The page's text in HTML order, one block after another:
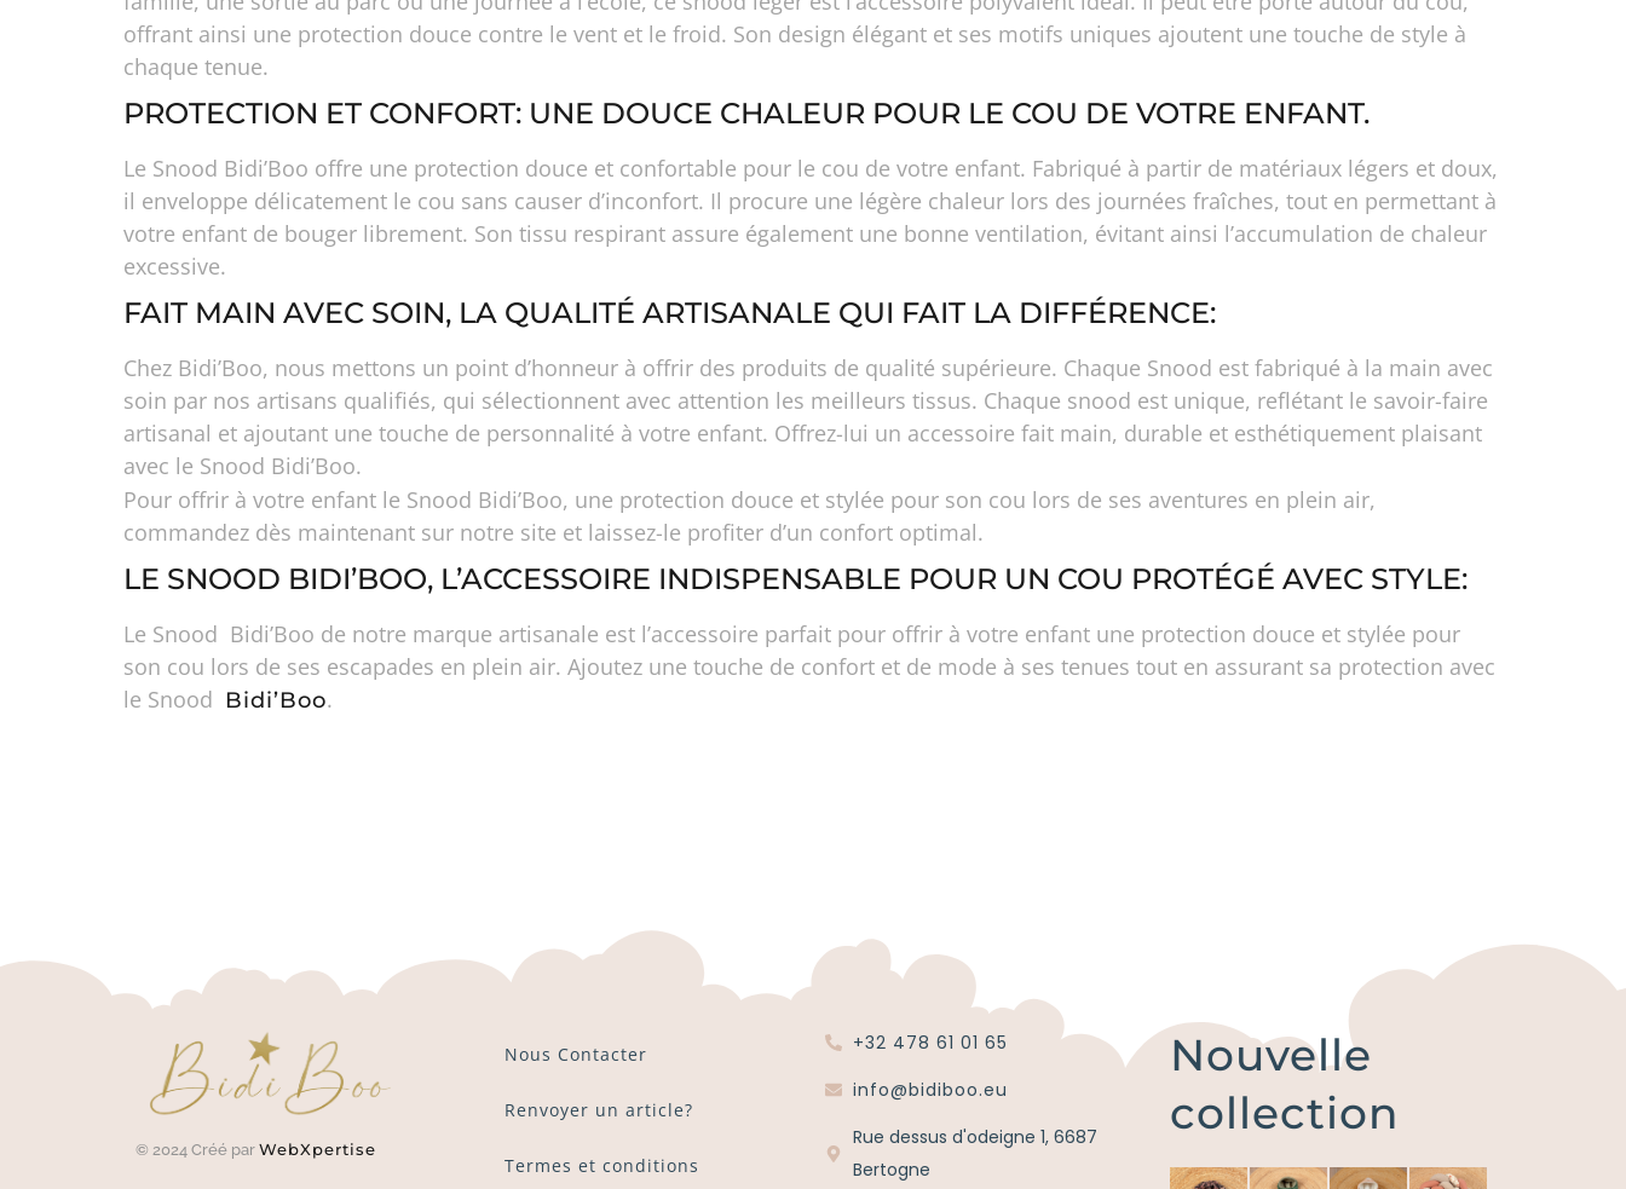
offrant ainsi une protection douce contre le vent et le froid. Son design élégant et ses motifs uniques ajoutent une touche de style à
chaque tenue.
PROTECTION ET CONFORT: UNE DOUCE CHALEUR POUR LE COU DE VOTRE ENFANT.
Le Snood Bidi’Boo offre une protection douce et confortable pour le cou de votre enfant. Fabriqué à partir de matériaux légers et doux,
il enveloppe délicatement le cou sans causer d’inconfort. Il procure une légère chaleur lors des journées fraîches, tout en permettant à
votre enfant de bouger librement. Son tissu respirant assure également une bonne ventilation, évitant ainsi l’accumulation de chaleur
excessive.
FAIT MAIN AVEC SOIN, LA QUALITÉ ARTISANALE QUI FAIT LA DIFFÉRENCE:
Chez Bidi’Boo, nous mettons un point d’honneur à offrir des produits de qualité supérieure. Chaque Snood est fabriqué à la main avec
soin par nos artisans qualifiés, qui sélectionnent avec attention les meilleurs tissus. Chaque snood est unique, reflétant le savoir-faire
artisanal et ajoutant une touche de personnalité à votre enfant. Offrez-lui un accessoire fait main, durable et esthétiquement plaisant
avec le Snood Bidi’Boo.
Pour offrir à votre enfant le Snood Bidi’Boo, une protection douce et stylée pour son cou lors de ses aventures en plein air,
commandez dès maintenant sur notre site et laissez-le profiter d’un confort optimal.
LE SNOOD BIDI’BOO, L’ACCESSOIRE INDISPENSABLE POUR UN COU PROTÉGÉ AVEC STYLE:
Le Snood Bidi’Boo de notre marque artisanale est l’accessoire parfait pour offrir à votre enfant une protection douce et stylée pour
son cou lors de ses escapades en plein air. Ajoutez une touche de confort et de mode à ses tenues tout en assurant sa protection avec
le Snood Bidi’Boo.
© 2024 Créé par WebXpertise
Nous Contacter
Renvoyer un article?
Termes et conditions
+32 478 61 01 65
info@bidiboo.eu
Rue dessus d'odeigne 1, 6687
Bertogne
Nouvelle
collection